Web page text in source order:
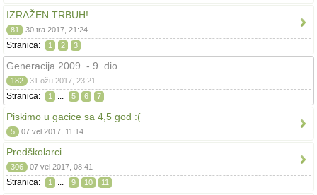
IZRAŽEN TRBUH!
81 30 tra 2017, 21:24
Stranica: 1 2 3
Generacija 2009. - 9. dio
182 31 ožu 2017, 23:21
Stranica: 1 ... 5 6 7
Piskimo u gacice sa 4,5 god :(
5 07 vel 2017, 11:14
Predškolarci
306 07 vel 2017, 08:41
Stranica: 1 ... 9 10 11